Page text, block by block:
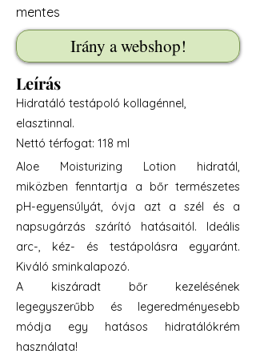
mentes
Irány a webshop!
Leírás
Hidratáló testápoló kollagénnel,
elasztinnal.
Nettó térfogat: 118 ml
Aloe Moisturizing Lotion hidratál,
miközben fenntartja a bőr természetes
pH-egyensúlyát, óvja azt a szél és a
napsugárzás szárító hatásaitól. Ideális
arc-, kéz- és testápolásra egyaránt.
Kiváló sminkalapozó.
A kiszáradt bőr kezelésének
legegyszerűbb és legeredményesebb
módja egy hatásos hidratálókrém
használata!